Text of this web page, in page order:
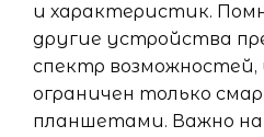
и характеристик.
другие устройства
спектр возможностей,
ограничен только
планшетами. Важно